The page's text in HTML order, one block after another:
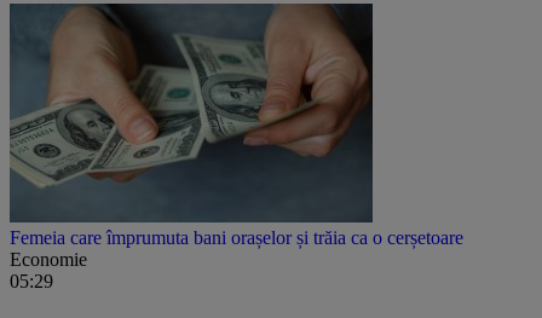
Femeia care împrumuta bani orașelor și trăia ca o cerșetoare
Economie
05:29